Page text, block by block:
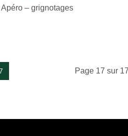
– grignotages
Page 17 sur 17